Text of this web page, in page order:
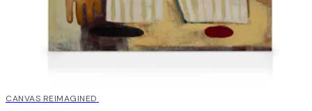
30%*
CANVAS REIMAGINED